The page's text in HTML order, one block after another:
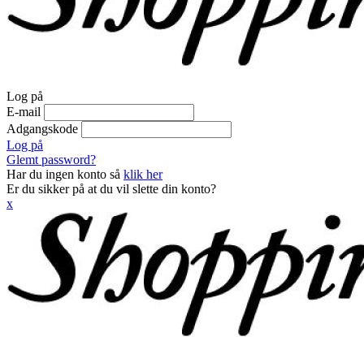
Log på
E-mail
Adgangskode
Log på
Glemt password?
Har du ingen konto så klik her
Er du sikker på at du vil slette din konto?
x